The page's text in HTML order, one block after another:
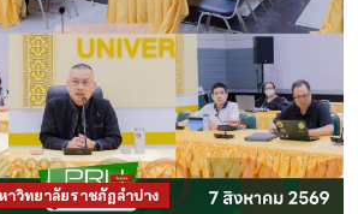
วิทยาลัยราชภัฏลำปาง